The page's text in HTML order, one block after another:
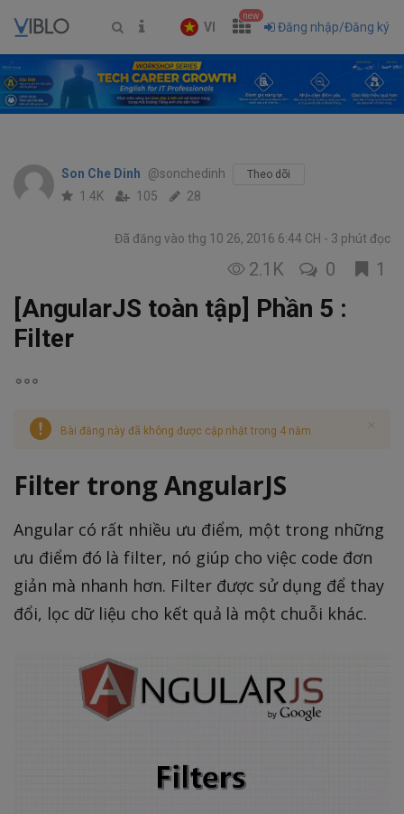
VI
new
Đăng nhập/Đăng ký
Son Che Dinh @sonchedinh Theo dõi
1.4K 105 28
Đã đăng vào thg 10 26, 2016 6:44 CH 3 phút đọc
2.1K 0 1
[AngularJS toàn tập] Phần 5 :
Filter
Bài đăng này đã không được cập nhật trong 4 năm
Filter trong AngularJS
Angular có rất nhiều ưu điểm, một trong những
ưu điểm đó là filter, nó giúp cho việc code đơn
giản mà nhanh hơn. Filter được sử dụng để thay
đổi, lọc dữ liệu cho kết quả là một chuỗi khác.